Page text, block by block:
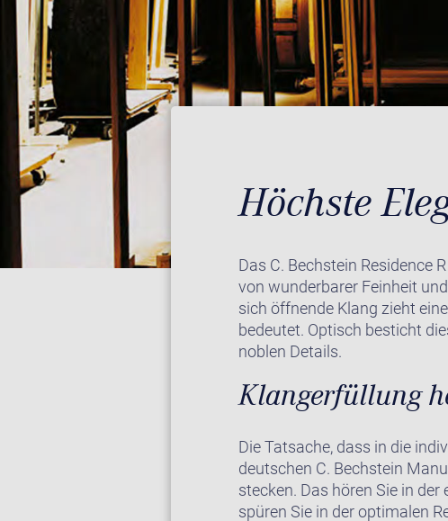
Höchste
Das C. Bechstein Residence
von wunderbarer Feinheit
sich öffnende Klang zieht
bedeutet. Optisch besticht
noblen Details.
Klangerfüllung
Die Tatsache, dass in die
deutschen C. Bechstein
stecken. Das hören Sie in
spüren Sie in der optimalen